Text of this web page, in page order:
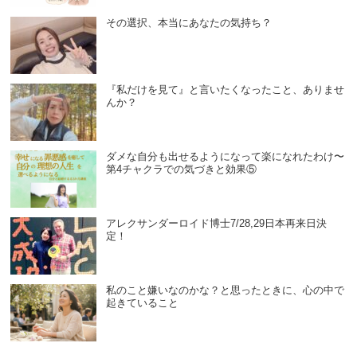
その選択、本当にあなたの気持ち？
『私だけを見て』と言いたくなったこと、ありませ
んか？
ダメな自分も出せるようになって楽になれたわけ〜
第4チャクラでの気づきと効果⑤
アレクサンダーロイド博士7/28,29日本再来日決
定！
私のこと嫌いなのかな？と思ったときに、心の中で
起きていること